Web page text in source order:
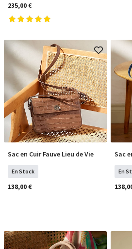
235,00 €
COMMANDER
Sac en Cuir Fauve Lieu de Vie
En Stock
138,00 €
Sac
En